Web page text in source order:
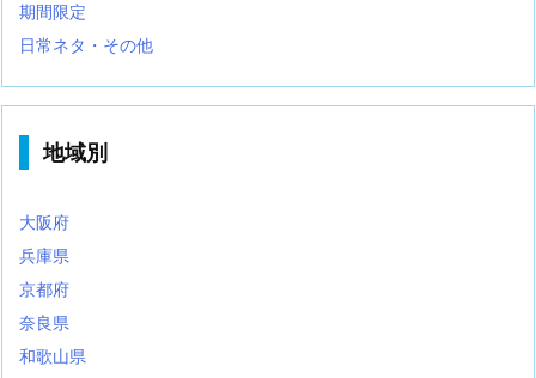
期間限定
日常ネタ・その他
地域別
大阪府
兵庫県
京都府
奈良県
和歌山県